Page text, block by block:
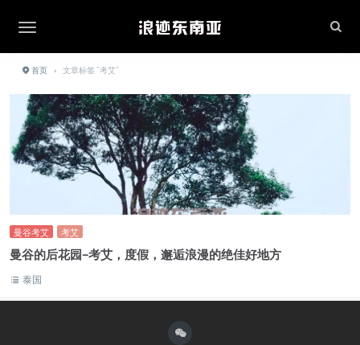
首页 › 文章标签 "考艾"
曼谷考艾 考艾
曼谷的后花园–考艾，度假，邂逅浪漫的绝佳好地方
泰国